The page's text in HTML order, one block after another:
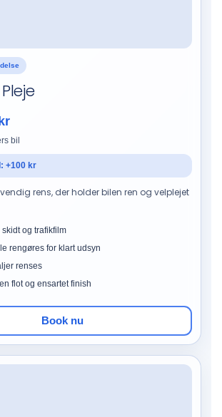
bil
+100 kr
rens, der holder bilen ren og velplejet
og trafikfilm
rengøres for klart udsyn
renses
flot og ensartet finish
Book nu